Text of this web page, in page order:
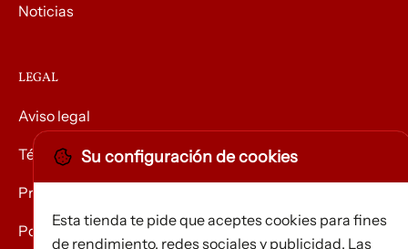
Noticias
LEGAL
Aviso legal
Términos y condiciones
Privacidad
Política de Cookies
Su configuración de cookies
Esta tienda te pide que aceptes cookies para fines
de rendimiento, redes sociales y publicidad. Las